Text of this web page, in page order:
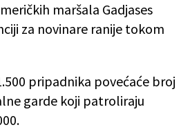
maršala Gadjases
za novinare ranije tokom
pripadnika povećaće broj
garde koji patroliraju